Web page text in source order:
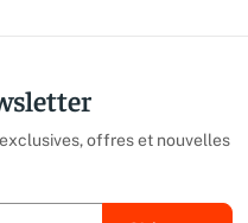
offres et nouvelles